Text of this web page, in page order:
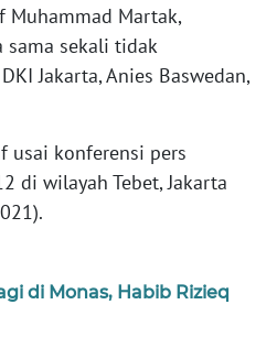
Muhammad Martak,
sama sekali tidak
Jakarta, Anies Baswedan,
usai konferensi pers
di wilayah Tebet, Jakarta
di Monas, Habib Rizieq